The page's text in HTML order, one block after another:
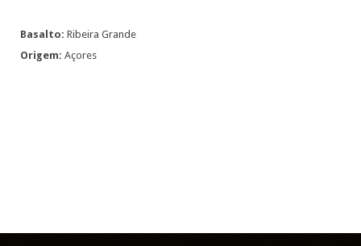
Basalto: Ribeira Grande
Origem: Açores